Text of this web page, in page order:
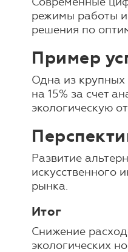
режимы работы и
решения по
Пример
Одна из крупных
на 15% за счет
экологическую
Развитие
искусственного
рынка.
Итог
Снижение
экологических